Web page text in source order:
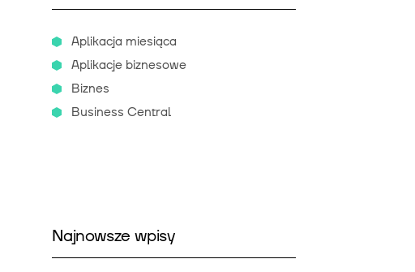
Aplikacja miesiąca
Aplikacje biznesowe
Biznes
Business Central
Najnowsze wpisy